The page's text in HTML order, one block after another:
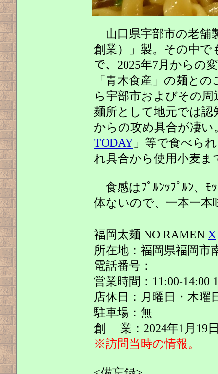
山口県宇部市の老舗
創業）」製。その中で
で、2025年7月からの
「青木食産」の麺と
ら宇部市およびその
麺所として地元では
からの攻め具合が凄い
TODAY 」等で食べら
れ具合から使用小麦
食感はﾌﾟﾙﾝｯﾌﾟﾙﾝ、ﾓ
体ないので、一本一本
福岡太麺 NO RAMEN X
所在地：福岡県福岡市
電話番号：
営業時間：11:00-14:00
店休日：月曜日・木曜
駐車場：無
創 業：2024年1月19
※訪問当時の情報。